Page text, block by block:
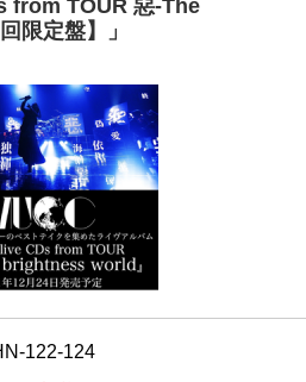
from TOUR 惡-The
限定盤】」
122-124